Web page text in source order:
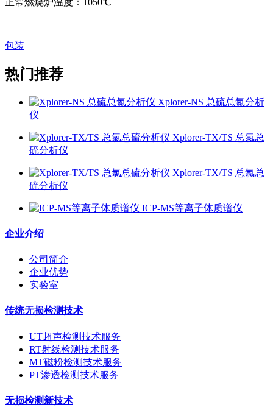
包装
热门推荐
Xplorer-NS 总硫总氮分析
仪
Xplorer-TX/TS 总氯总
硫分析仪
Xplorer-TX/TS 总氯总
硫分析仪
ICP-MS等离子体质谱仪
企业介绍
公司简介
企业优势
实验室
传统无损检测技术
UT超声检测技术服务
RT射线检测技术服务
MT磁粉检测技术服务
PT渗透检测技术服务
无损检测新技术